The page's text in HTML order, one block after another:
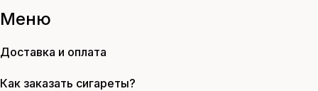
Меню
Доставка и оплата
Как заказать сигареты?